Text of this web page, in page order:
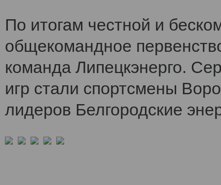
По итогам честной и
общекомандное
команда Липецкэнерго.
игр стали спортсмены
лидеров Белгородские